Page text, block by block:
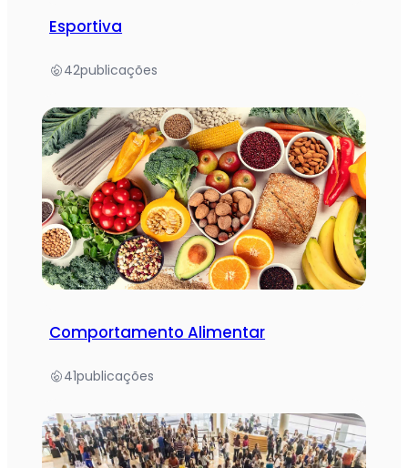
Esportiva
42publicações
Comportamento Alimentar
41publicações